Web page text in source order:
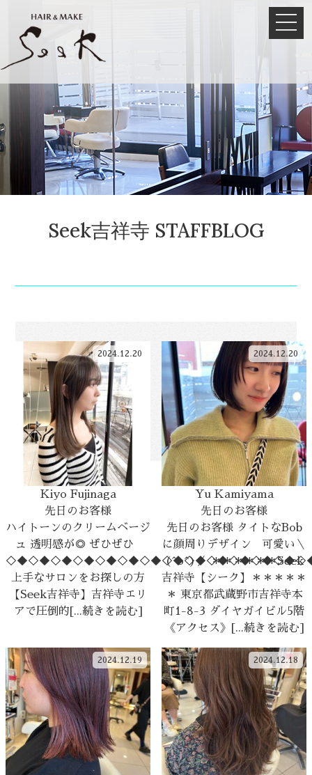
Seek吉祥寺 STAFFBLOG
2024.12.20
Kiyo Fujinaga
先日のお客様
ハイトーンのクリームベージ
ュ 透明感が◎ ぜひぜひ
上手なサロンをお探しの方
【Seek吉祥寺】吉祥寺エリ
アで圧倒的[...続きを読む]
2024.12.20
Yu Kamiyama
先日のお客様
先日のお客様 タイトなBob
に顔周りデザイン 可愛い＼
(^o^)／ ＊＊＊＊＊＊Seek
吉祥寺【シーク】＊＊＊＊＊
＊ 東京都武蔵野市吉祥寺本
町1-8-3 ダイヤガイビル5階
《アクセス》[...続きを読む]
2024.12.19 2024.12.18